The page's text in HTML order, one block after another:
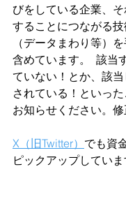
びをしている企業、
することにつながる
（データまわり等）
含めています。  該当
ていない！とか、該
されている！といった
お知らせください。
X（旧Twitter） でも資
ピックアップしていま